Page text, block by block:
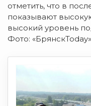
отметить, что в
показывают
высокий уровень
Фото: